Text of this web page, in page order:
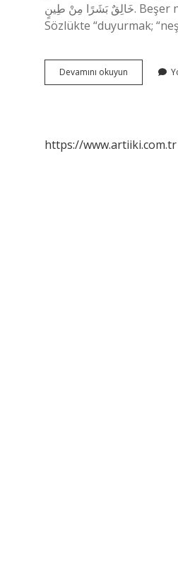
خَالِقٌ بَشَرًا مِنْ طِينٍ. Beşer ne demek? Beşer, Arapçada “insan” anlamına geliyor. Beşir ne demek dini anlamı?
Sözlükte “duyurmak;
Devamını okuyun
Ne
https://www.artiiki.com.tr